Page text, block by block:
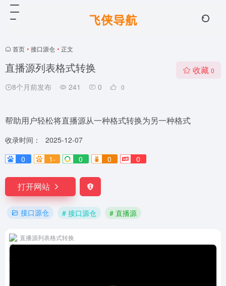
首页 • 接口源仓 • 正文
直播源列表格式转换
8个月前发布 241 0 0
收藏 0
帮助用户轻松将直播源从一种格式转换为另一种格式
收录时间：
2025-12-07
0
1- 0 0 0
打开网站
接口源仓 # 接口源仓 # 直播源
直播源列表格式转换